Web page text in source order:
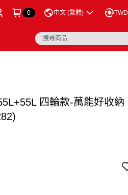
0 中文 (繁體) TWD
四輪款-萬能好收納